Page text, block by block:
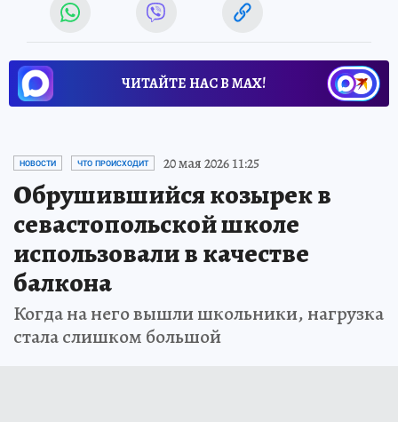
ЧИТАЙТЕ НАС В МАХ!
НОВОСТИ ЧТО ПРОИСХОДИТ 20 мая 2026 11:25
Обрушившийся козырек в
севастопольской школе
использовали в качестве
балкона
Когда на него вышли школьники, нагрузка
стала слишком большой